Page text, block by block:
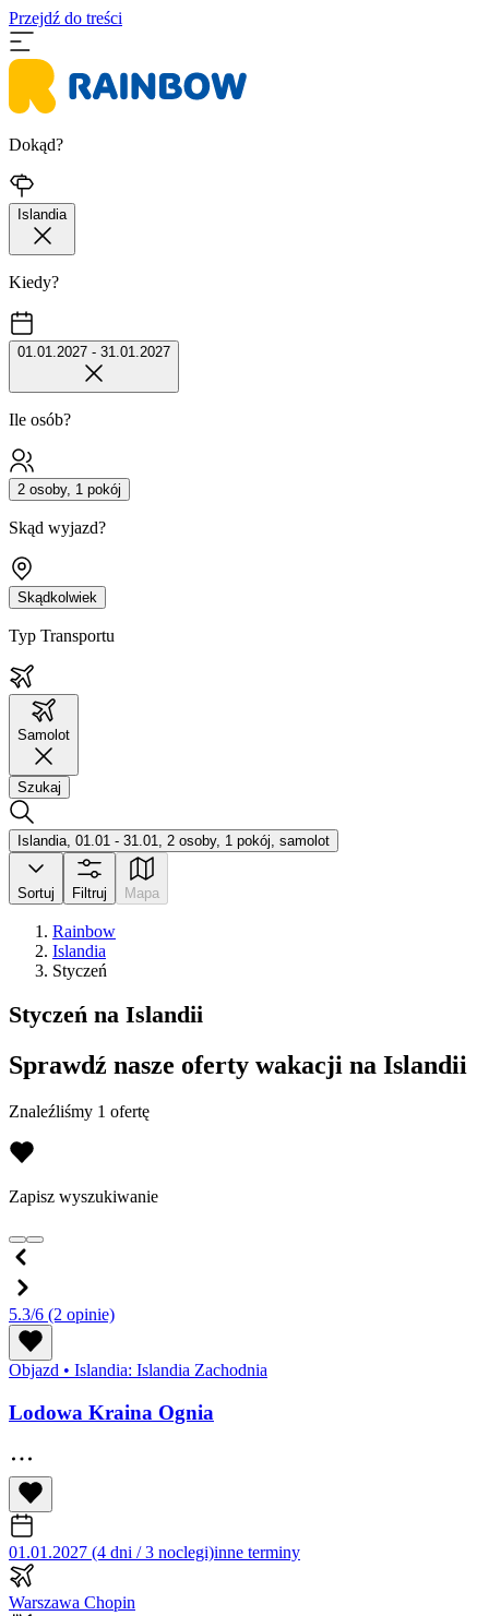
Przejdź do treści
Dokąd?
Islandia
Kiedy?
01.01.2027 - 31.01.2027
Ile osób?
2 osoby, 1 pokój
Skąd wyjazd?
Skądkolwiek
Typ Transportu
Samolot
Szukaj
Islandia, 01.01 - 31.01, 2 osoby, 1 pokój, samolot
Sortuj Filtruj Mapa
Rainbow
Islandia
Styczeń
Styczeń na Islandii
Sprawdź nasze oferty wakacji na Islandii
Znaleźliśmy 1 ofertę
Zapisz wyszukiwanie
5.3/6 (2 opinie)
Objazd • Islandia: Islandia Zachodnia
Lodowa Kraina Ognia
01.01.2027 (4 dni / 3 noclegi)inne terminy
Warszawa Chopin